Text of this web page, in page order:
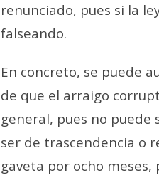
renunciado, pues si la
falseando.
En concreto, se puede
de que el arraigo
general, pues no
ser de trascendencia o
gaveta por ocho